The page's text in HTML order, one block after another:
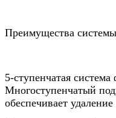
Преимущества
5-ступенчатая
Многоступенчатый
обеспечивает